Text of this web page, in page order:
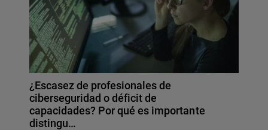
¿Escasez de profesionales de
ciberseguridad o déficit de
capacidades? Por qué es importante
distingu…